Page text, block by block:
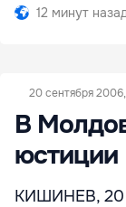
12 минут
20 сентября 2006,
В
юстиции
КИШИНЕВ, 20